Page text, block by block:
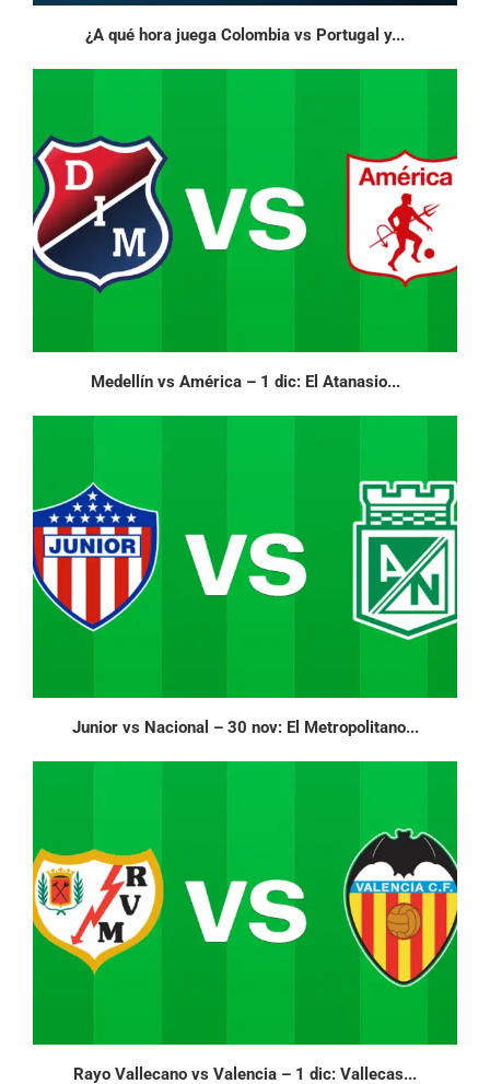
¿A qué hora juega Colombia vs Portugal y...
Medellín vs América – 1 dic: El Atanasio...
Junior vs Nacional – 30 nov: El Metropolitano...
Rayo Vallecano vs Valencia – 1 dic: Vallecas...